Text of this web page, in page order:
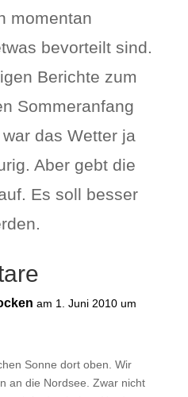
momentan
bevorteilt sind.
Berichte zum
Sommeranfang
das Wetter ja
Aber gebt die
Es soll besser
am 1. Juni 2010 um
Sonne dort oben. Wir
an die Nordsee. Zwar nicht